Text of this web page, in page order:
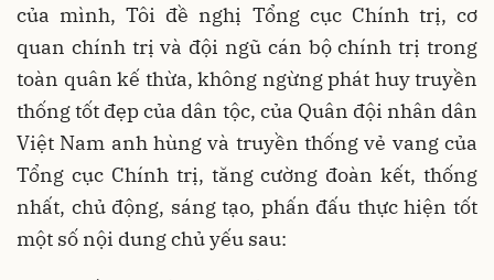
của mình, Tôi đề nghị Tổng cục Chính trị, cơ
quan chính trị và đội ngũ cán bộ chính trị trong
toàn quân kế thừa, không ngừng phát huy truyền
thống tốt đẹp của dân tộc, của Quân đội nhân dân
Việt Nam anh hùng và truyền thống vẻ vang của
Tổng cục Chính trị, tăng cường đoàn kết, thống
nhất, chủ động, sáng tạo, phấn đấu thực hiện tốt
một số nội dung chủ yếu sau: